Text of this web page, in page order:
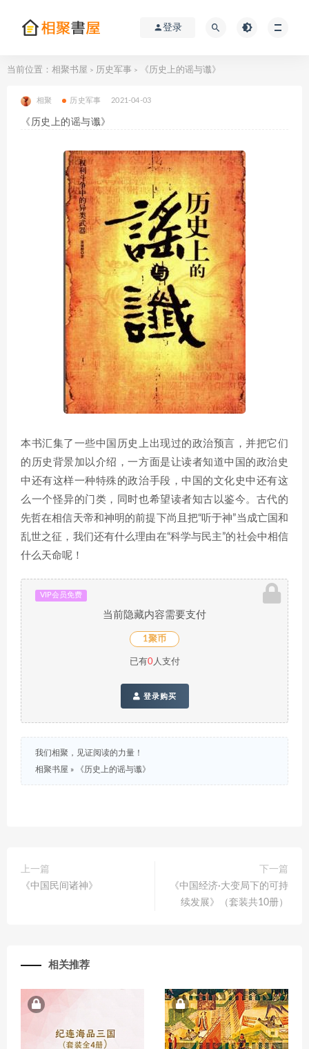
登录
当前位置： 相聚书屋 > 历史军事 > 《历史上的谣与谶》
相聚 历史军事 2021-04-03
《历史上的谣与谶》
本书汇集了一些中国历史上出现过的政治预言，并把它们
的历史背景加以介绍，一方面是让读者知道中国的政治史
中还有这样一种特殊的政治手段，中国的文化史中还有这
么一个怪异的门类，同时也希望读者知古以鉴今。古代的
先哲在相信天帝和神明的前提下尚且把“听于神”当成亡国和
乱世之征，我们还有什么理由在“科学与民主”的社会中相信
什么天命呢！
VIP会员免费
当前隐藏内容需要支付
1聚币
已有0人支付
登录购买
我们相聚，见证阅读的力量！
相聚书屋 » 《历史上的谣与谶》
上一篇
《中国民间诸神》
下一篇
《中国经济·大变局下的可持
续发展》（套装共10册）
相关推荐